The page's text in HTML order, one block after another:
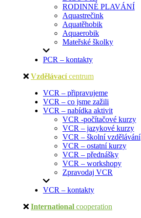
RODINNÉ PLAVÁNÍ
Aquastrečink
Aquatěhobik
Aquaerobik
Mateřské školky
PCR – kontakty
Vzdělávací centrum
VCR – připravujeme
VCR – co jsme zažili
VCR – nabídka aktivit
VCR -počítačové kurzy
VCR – jazykové kurzy
VCR – školní vzdělávání
VCR – ostatní kurzy
VCR – přednášky
VCR – workshopy
Zpravodaj VCR
VCR – kontakty
International cooperation